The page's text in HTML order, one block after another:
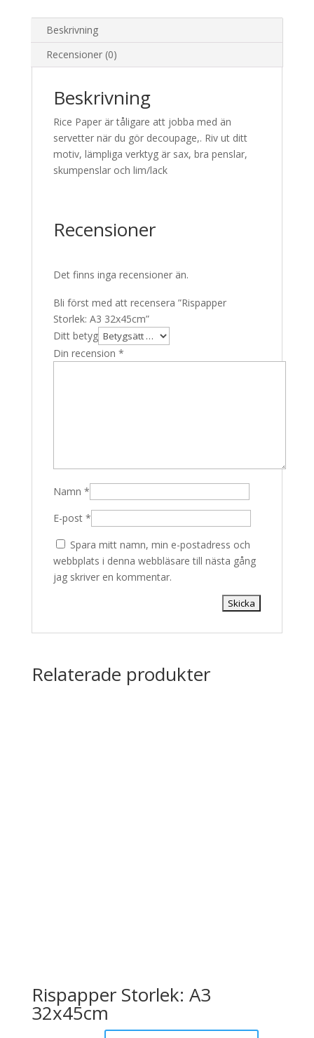
Beskrivning
Recensioner (0)
Beskrivning
Rice Paper är tåligare att jobba med än
servetter när du gör decoupage,. Riv ut ditt
motiv, lämpliga verktyg är sax, bra penslar,
skumpenslar och lim/lack
Recensioner
Det finns inga recensioner än.
Bli först med att recensera ”Rispapper
Storlek: A3 32x45cm”
Ditt betyg
Din recension *
Namn *
E-post *
Spara mitt namn, min e-postadress och
webbplats i denna webbläsare till nästa gång
jag skriver en kommentar.
Relaterade produkter
Rispapper Storlek: A3
32x45cm